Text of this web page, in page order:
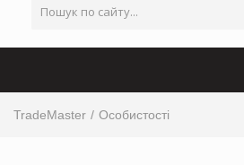
TradeMaster Особистості